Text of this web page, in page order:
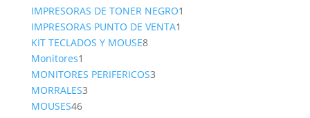
productos
IMPRESORAS DE TONER NEGRO1
IMPRESORAS PUNTO DE VENTA1
KIT TECLADOS Y MOUSE88
Monitores1
producto
MONITORES PERIFERICOS33
MORRALES33
MOUSES4646